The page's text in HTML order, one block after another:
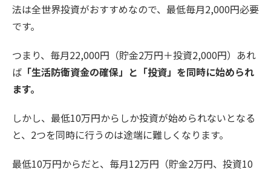
法は全世界投資がおすすめなので、最低毎月2,000円必要
です。
つまり、毎月22,000円（貯金2万円＋投資2,000円）あれ
ば 「生活防衛資金の確保」と「投資」を同時に始められ
ます。
しかし、最低10万円からしか投資が始められないとなる
と、2つを同時に行うのは途端に難しくなります。
最低10万円からだと、毎月12万円 （貯金2万円、投資10